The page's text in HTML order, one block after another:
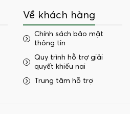
Về khách hàng
Chính sách bảo mật
thông tin
Quy trình hỗ trợ giải
quyết khiếu nại
Trung tâm hỗ trợ